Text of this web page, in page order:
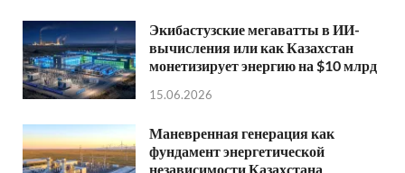
Экибастузские мегаватты в ИИ-
вычисления или как Казахстан
монетизирует энергию на $10 млрд
15.06.2026
Маневренная генерация как
фундамент энергетической
независимости Казахстана